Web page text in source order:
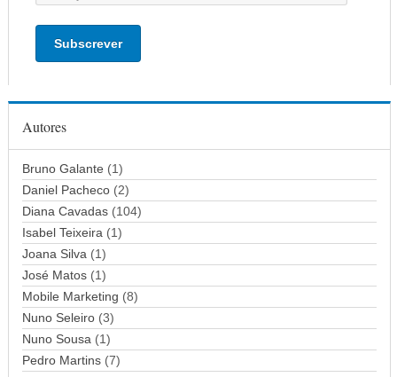
n
d
o
d
e
e
m
a
i
l
Autores
Bruno Galante (1)
Daniel Pacheco(2)
Diana Cavadas(104)
Isabel Teixeira (1)
Joana Silva (1)
José Matos(1)
Mobile Marketing (8)
Nuno Seleiro(3)
Nuno Sousa (1)
Pedro Martins(7)